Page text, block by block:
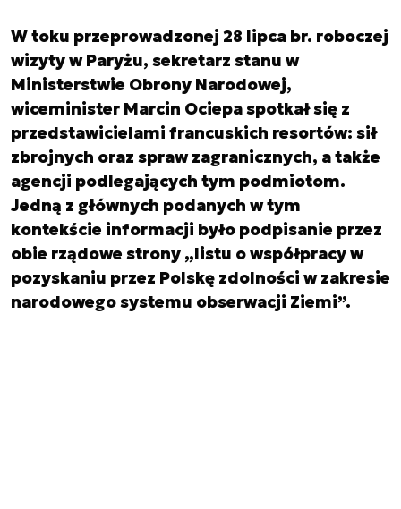
W toku przeprowadzonej 28 lipca br. roboczej
wizyty w Paryżu, sekretarz stanu w
Ministerstwie Obrony Narodowej,
wiceminister Marcin Ociepa spotkał się z
przedstawicielami francuskich resortów: sił
zbrojnych oraz spraw zagranicznych, a także
agencji podlegających tym podmiotom.
Jedną z głównych podanych w tym
kontekście informacji było podpisanie przez
obie rządowe strony „listu o współpracy w
pozyskaniu przez Polskę zdolności w zakresie
narodowego systemu obserwacji Ziemi”.